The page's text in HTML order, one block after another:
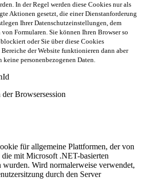
In der Regel werden diese Cookies nur als
Aktionen gesetzt, die einer Dienstanforderung
Ihrer Datenschutzeinstellungen, dem
Formularen. Sie können Ihren Browser so
oder Sie über diese Cookies
der Website funktionieren dann aber
personenbezogenen Daten.
Browsersession
für allgemeine Plattformen, der von
mit Microsoft .NET-basierten
wurden. Wird normalerweise verwendet,
durch den Server